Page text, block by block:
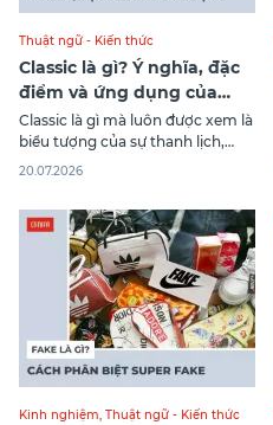
Thuật ngữ - Kiến thức
Classic là gì? Ý nghĩa, đặc
điểm và ứng dụng của
phong cách Classic
Classic là gì mà luôn được xem là
biểu tượng của sự thanh lịch,
tinh tế và bền vững với thời gian?
trang, thuật ngữ Classic còn
được ứng dụng rộng rãi trong
nghệ thuật, kiến trúc, thiết kế và
phong cách sống. Bài
20.07.2026
Kinh nghiệm, Thuật ngữ - Kiến thức